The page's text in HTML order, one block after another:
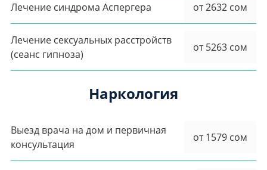
Лечение синдрома Аспергера от 2632 сом
Лечение сексуальных расстройств
(сеанс гипноза)
от 5263 сом
Наркология
Выезд врача на дом и первичная
консультация
от 1579 сом